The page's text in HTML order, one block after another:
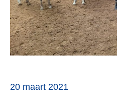
20 maart 2021